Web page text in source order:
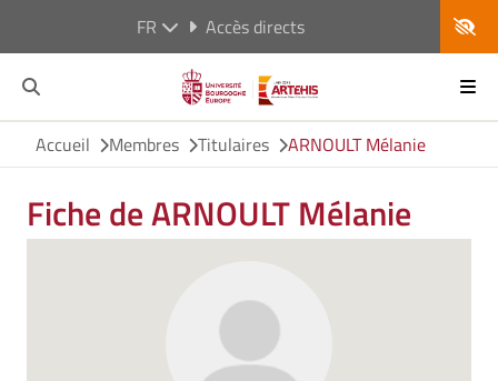
FR Accès directs
Accueil Membres Titulaires ARNOULT Mélanie
Fiche de ARNOULT Mélanie